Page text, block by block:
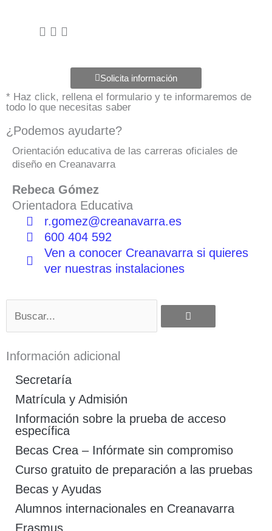
Solicita información
* Haz click, rellena el formulario y te informaremos de
todo lo que necesitas saber
¿Podemos ayudarte?
Orientación educativa de las carreras oficiales de
diseño en Creanavarra
Rebeca Gómez
Orientadora Educativa
r.gomez@creanavarra.es
600 404 592
Ven a conocer Creanavarra si quieres
ver nuestras instalaciones
Información adicional
Secretaría
Matrícula y Admisión
Información sobre la prueba de acceso
específica
Becas Crea – Infórmate sin compromiso
Curso gratuito de preparación a las pruebas
Becas y Ayudas
Alumnos internacionales en Creanavarra
Erasmus